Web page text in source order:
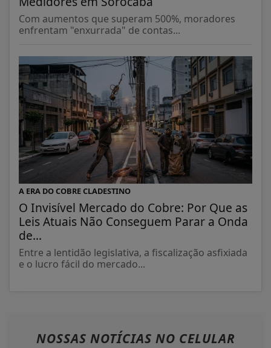
Com aumentos que superam 500%, moradores
enfrentam "enxurrada" de contas...
A ERA DO COBRE CLADESTINO
O Invisível Mercado do Cobre: Por Que as
Leis Atuais Não Conseguem Parar a Onda
de...
Entre a lentidão legislativa, a fiscalização asfixiada
e o lucro fácil do mercado...
NOSSAS NOTÍCIAS NO CELULAR